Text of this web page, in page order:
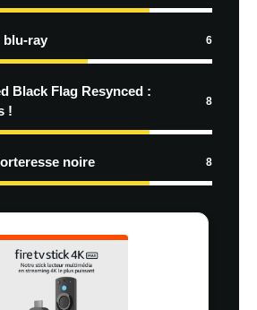
blu-ray 6
Black Flag Resynced :
!
8
noire 8